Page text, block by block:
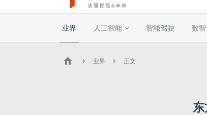
业界 人工智能 智能驾驶 数
业界 正文